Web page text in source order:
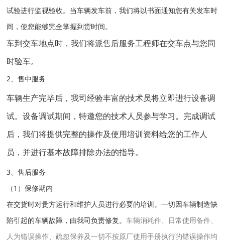
试验进行监视验收。当车辆发车前，我们将以书面通知您有关发车时
间，使您能够完全掌握到货时间。
车到交车地点时，我们将派售后服务工程师在交车点与您同
时验车。
2、售中服务
车辆生产完毕后，我司经验丰富的技术员将立即进行设备调
试。设备调试期间，特邀您的技术人员参与学习。完成调试
后，我们将提供完整的操作及使用培训资料给您的工作人
员，并进行基本故障排除办法的指导。
3、售后服务
（1）保修期内
在交货时对贵方运行和维护人员进行必要的培训。一切因车辆制造缺
陷引起的车辆故障，由我司负责修复。车辆消耗件、日常使用备件、
人为错误操作、疏忽保养及一切不按原厂使用手册执行的错误操作均